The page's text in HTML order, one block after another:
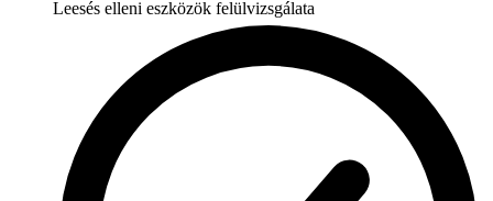
Leesés elleni eszközök felülvizsgálata